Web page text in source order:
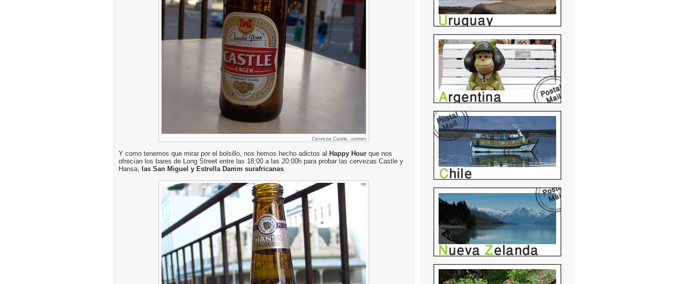
Cerveza Castle, ummm
Y como tenemos que mirar por el bolsillo, nos hemos hecho adictos al Happy Hour que nos
ofrecían los bares de Long Street entre las 18:00 a las 20:00h para probar las cervezas Castle y
Hansa, las San Miguel y Estrella Damm surafricanas.